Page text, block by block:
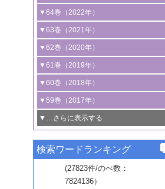
3号 有機分子変換やCO 資源化のための
光触媒に関する最近の研究
B号 第137回触媒討論会（2026年）
2号 水素製造のための水分解技術に関す
る最近の研究
3号 オレフィン系樹脂の精密合成に関す
る最新技術
4号 アルコール類の効率的変換を実現す
る非貴金属触媒の研究動向
5号 ゼオライトの合成と応用における研
究動向
6号 ヘテロ接合界面
B号 第135回触媒討論会（2025年）
2号 規制反応場を活用した固体触媒研究
の新展開
3号 未踏分子変換を目指した酸化触媒プ
ロセスの最前線
4号 シンクロトロン放射光および中性子
線を利用した触媒解析技術の最先端
5号 単原子触媒
6号 参照触媒委員会からのお知らせ
B号 第133回触媒討論会（2023年）
1号 炭素が関わる触媒機能
2号 プラスチックケミカルリサイクルの
ための触媒技術
3号 非酸化物系金属化合物を基盤とした
触媒材料の開発
4号 格子酸素・格子酸素欠陥を利用した
触媒反応
5号 生体触媒によるエネルギー変換反応
6号 窒素とリンの循環のための触媒・機
能性材料
▼64巻（2022年）
1号 合成ガス製造とCOを用いるケミカル
ズ合成の最新動向
2号 化学品合成のための合金触媒開発
3号 CO の排出削減および有効活用のた
めの触媒技術
4号 若手による情報発信企画～とびたて
若き触媒の研究者たち～（1）
若き触媒の研究者たち～（2）
6号 石油のノーブル・ユースを志向した
触媒技術
▼63巻（2021年）
1号 金触媒の新展開
2号 ペロブスカイト
3号 特殊反応場を利用した触媒的分子変
換反応
4号 多孔質材料を用いた触媒の新展開
5号 情報学的手法を用いた触媒開発
6号 カーボンニュートラルに向けた電解
技術
B号 第127回触媒討論会（2021年・オン
ライン開催(Zoom)のみ）
▼62巻（2020年）
1号 触媒設計を拓く欠陥構造のキャラク
タリゼーション
2号 機能化学品製造に資するクリーンな
触媒的酸化反応
3号 水処理のための触媒化学
4号 光触媒を用いた水分解の最新の研究
動向
5号 次世代の触媒プロセスを支えるマイ
▼61巻（2019年）
1号 物質移動制御に着目した触媒プロセ
ス開発
2号 CO2 フリー水素サプライチェーンに
関わる触媒開発動向
3号 精密高分子合成に関する最近の研究
動向
4号 バイオマス化成品製造のための触媒
▼60巻（2018年）
1号 固体酸触媒の最新の研究動向
2号 二酸化炭素からの有用化学品合成
3号 ナノ粒子・クラスター触媒の最前線
4号 60周年記念企画
5号 進化するゼオライト合成技術
6号 非貴金属系触媒における電気化学的
▼59巻（2017年）
1号 いたるところに，触媒
最先端技術
3号 無機分離膜材料の開発と触媒反応プ
ロセスへの適用
▼…さらに表示する
1号 ユニークな構造の高分子を生み出す触
2号 リグニンからの化成品製造に向けた触
▼57巻（2015年）
1号 水素キャリアにかかわる触媒技術の新
▼56巻（2014年）
検索ワードランキング
(27823件/のべ数：
7824136）